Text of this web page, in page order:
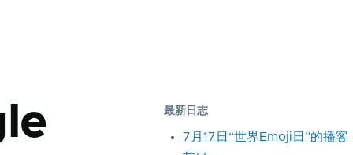
最新日志
7月17日“世界Emoji日”的播客